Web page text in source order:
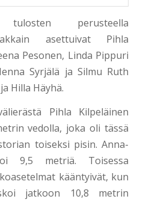
tulosten perusteella
asettuivat Pihla
Pesonen, Linda Pippuri
Syrjälä ja Silmu Ruth
Hilla Häyhä.
Pihla Kilpeläinen
vedolla, joka oli tässä
toiseksi pisin. Anna-
9,5 metriä. Toisessa
kääntyivät, kun
jatkoon 10,8 metrin